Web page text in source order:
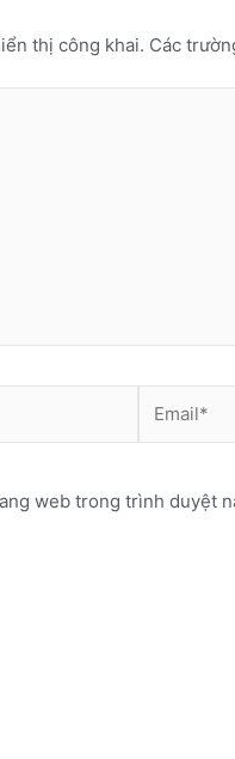
thị công khai. Các
web trong trình duyệt